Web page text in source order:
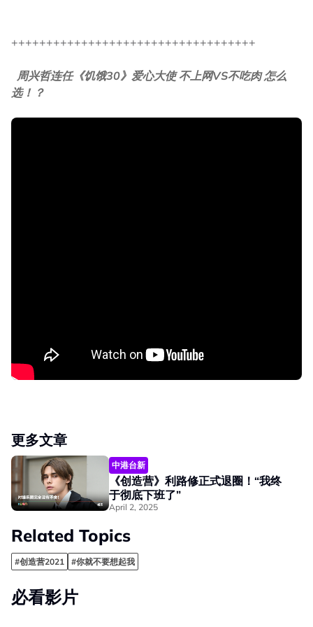
+++++++++++++++++++++++++++++++++++
周兴哲连任《饥饿30》爱心大使 不上网VS不吃肉 怎么
选！？
更多文章
中港台新
《创造营》利路修正式退圈！“我终
于彻底下班了”
April 2, 2025
Related Topics
#创造营2021 #你就不要想起我
必看影片